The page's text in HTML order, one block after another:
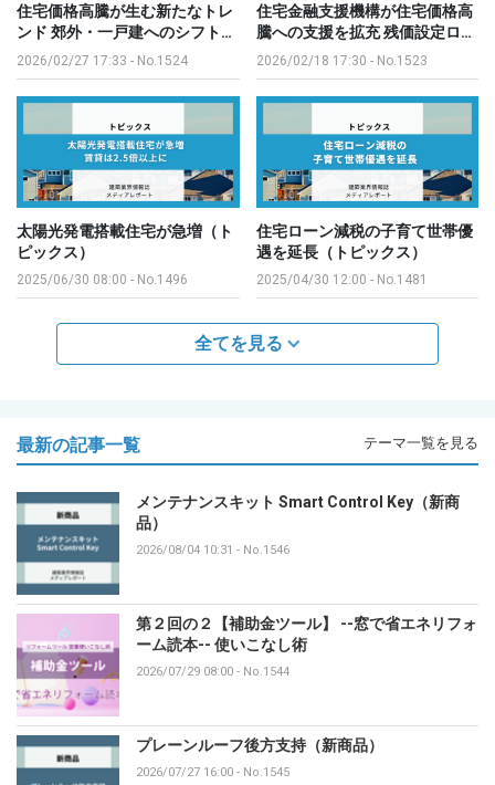
住宅価格高騰が生む新たなトレ
ンド 郊外・一戸建へのシフト…
2026/02/27 17:33 - No.1524
住宅金融支援機構が住宅価格高
騰への支援を拡充 残価設定ロ…
2026/02/18 17:30 - No.1523
太陽光発電搭載住宅が急増（ト
ピックス）
2025/06/30 08:00 - No.1496
住宅ローン減税の子育て世帯優
遇を延長（トピックス）
2025/04/30 12:00 - No.1481
全てを見る
最新の記事一覧 テーマ一覧を見る
メンテナンスキット Smart Control Key（新商
品）
2026/08/04 10:31 - No.1546
第２回の２【補助金ツール】 --窓で省エネリフォ
ーム読本-- 使いこなし術
2026/07/29 08:00 - No.1544
プレーンルーフ後方支持（新商品）
2026/07/27 16:00 - No.1545